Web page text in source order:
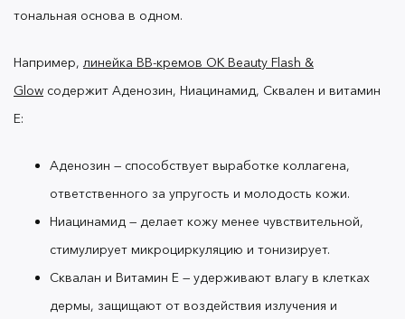
цвет лица
Дефицит свежего воздуха и обезвоживание
приводят к тому, что лицо становится тусклым,
помимо увлажнения, желательно выбрать
правильную косметику. Вернуть лицу здоровый
вид поможетBB-крем OK Beauty Flash & Glow. Все
оттенки —светлый Ivory,универсальный бежевый
Naturalизолотисто бежевый Golden — отлично
вторая кожа и придают лицу ровный тон и
красивое сияние.
тональная основа в одном.
Например,линейка BB-кремов OK Beauty Flash &
Glow содержит Аденозин, Ниацинамид, Сквален и витамин
E:
Аденозин — способствует выработке коллагена,
ответственного за упругость и молодость кожи.
Ниацинамид — делает кожу менее чувствительной,
стимулирует микроциркуляцию и тонизирует.
Сквалан и Витамин Е — удерживают влагу в клетках
дермы, защищают от воздействия излучения и